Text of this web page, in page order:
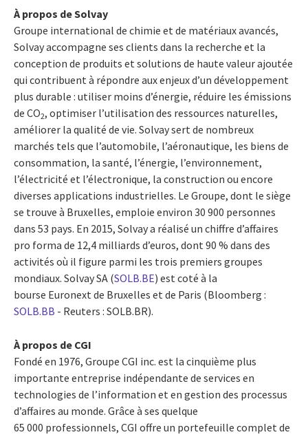
À propos de Solvay
Groupe international de chimie et de matériaux avancés,
Solvay accompagne ses clients dans la recherche et la
conception de produits et solutions de haute valeur ajoutée
qui contribuent à répondre aux enjeux d’un développement
plus durable : utiliser moins d’énergie, réduire les émissions
de CO2, optimiser l’utilisation des ressources naturelles,
améliorer la qualité de vie. Solvay sert de nombreux
marchés tels que l’automobile, l’aéronautique, les biens de
consommation, la santé, l’énergie, l’environnement,
l’électricité et l’électronique, la construction ou encore
diverses applications industrielles. Le Groupe, dont le siège
se trouve à Bruxelles, emploie environ 30 900 personnes
dans 53 pays. En 2015, Solvay a réalisé un chiffre d’affaires
pro forma de 12,4 milliards d’euros, dont 90 % dans des
activités où il figure parmi les trois premiers groupes
mondiaux. Solvay SA (SOLB.BE) est coté à la
bourse Euronext de Bruxelles et de Paris (Bloomberg :
SOLB.BB - Reuters : SOLB.BR).
À propos de CGI
Fondé en 1976, Groupe CGI inc. est la cinquième plus
importante entreprise indépendante de services en
technologies de l’information et en gestion des processus
d’affaires au monde. Grâce à ses quelque
65 000 professionnels, CGI offre un portefeuille complet de